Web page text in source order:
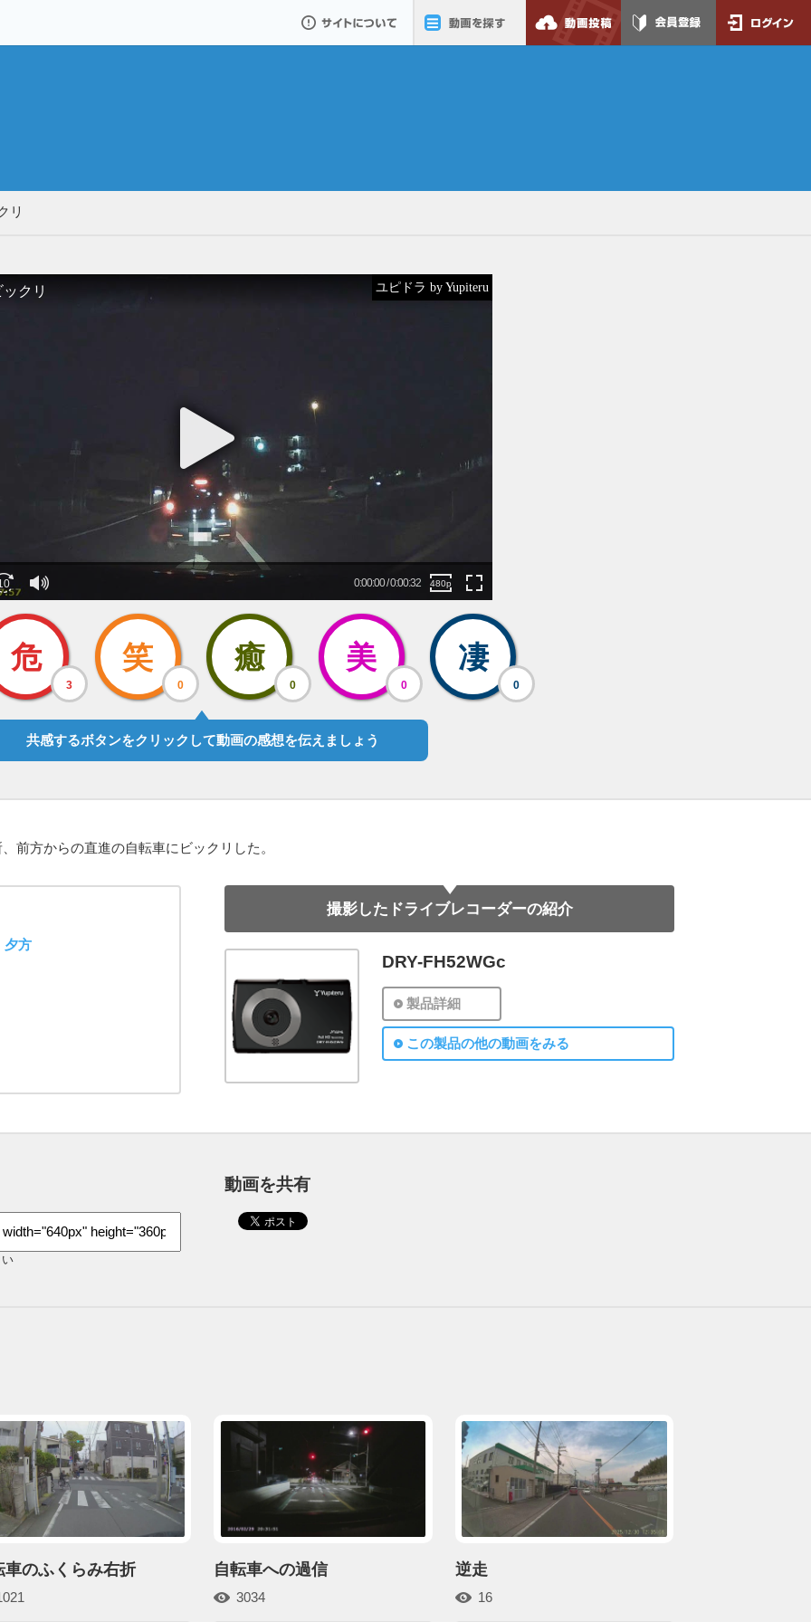
リ
ユピドラ by Yupiteru
危
3
笑
0
癒
0
美
0
凄
0
共感するボタンをクリックして動画の感想を伝えましょう
前方からの直進の自転車にビックリした。
夕方
撮影したドライブレコーダーの紹介
DRY-FH52WGc
製品詳細
この製品の他の動画をみる
動画を共有
車のふくらみ右折 自転車への過信
3034
逆走
16